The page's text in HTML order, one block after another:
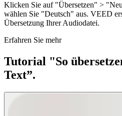
Klicken Sie auf "Übersetzen" >
wählen Sie "Deutsch" aus. VEED
Übersetzung Ihrer Audiodatei.
Erfahren Sie mehr
Tutorial "So
Text”.